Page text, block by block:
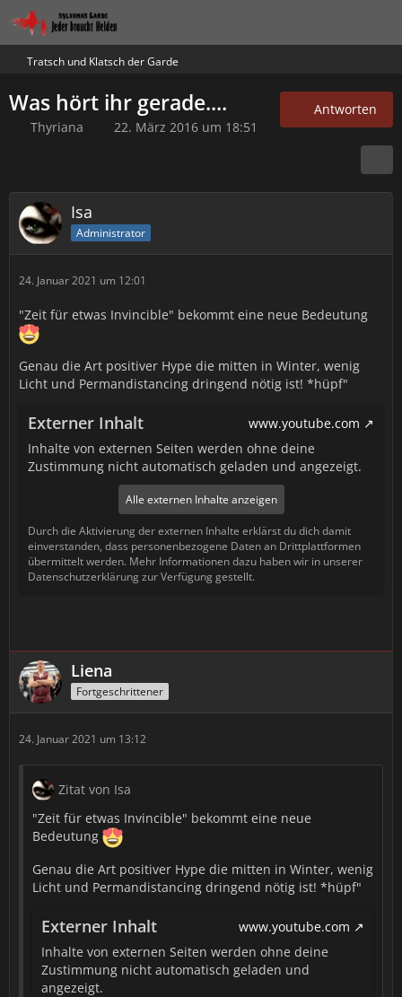
Tratsch und Klatsch der Garde
Was hört ihr gerade....
Thyriana 22. März 2016 um 18:51
Antworten
Isa
Administrator
24. Januar 2021 um 12:01
"Zeit für etwas Invincible" bekommt eine neue Bedeutung
Genau die Art positiver Hype die mitten in Winter, wenig
Licht und Permandistancing dringend nötig ist! *hüpf"
Externer Inhalt
www.youtube.com
Inhalte von externen Seiten werden ohne deine
Zustimmung nicht automatisch geladen und angezeigt.
Alle externen Inhalte anzeigen
Durch die Aktivierung der externen Inhalte erklärst du dich damit
einverstanden, dass personenbezogene Daten an Drittplattformen
übermittelt werden. Mehr Informationen dazu haben wir in unserer
Datenschutzerklärung zur Verfügung gestellt.
Liena
Fortgeschrittener
24. Januar 2021 um 13:12
Zitat von Isa
"Zeit für etwas Invincible" bekommt eine neue
Bedeutung
Genau die Art positiver Hype die mitten in Winter, wenig
Licht und Permandistancing dringend nötig ist! *hüpf"
Externer Inhalt
www.youtube.com
Inhalte von externen Seiten werden ohne deine
Zustimmung nicht automatisch geladen und
angezeigt.